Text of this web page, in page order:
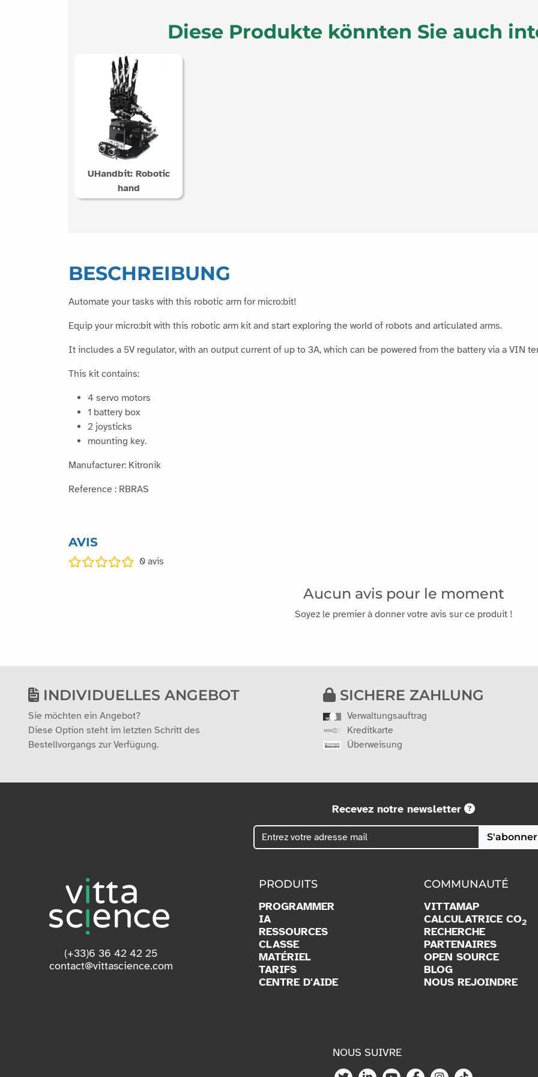
Diese Produkte könnten Sie auch
UHandbit: Robotic
hand
BESCHREIBUNG
Automate your tasks with this robotic arm for micro:bit!
Equip your micro:bit with this robotic arm kit and start exploring the world of robots and articulated arms.
It includes a 5V regulator, with an output current of up to 3A, which can be powered from the battery via a VIN
This kit contains:
4 servo motors
1 battery box
2 joysticks
mounting key.
Manufacturer: Kitronik
Reference : RBRAS
AVIS
0 avis
Aucun avis pour le moment
Soyez le premier à donner votre avis sur ce produit !
INDIVIDUELLES ANGEBOT
Sie möchten ein Angebot?
Diese Option steht im letzten Schritt des
Bestellvorgangs zur Verfügung.
SICHERE ZAHLUNG
Verwaltungsauftrag
Kreditkarte
Überweisung
Recevez notre newsletter
S'abonner
(+33)6 36 42 42 25
contact@vittascience.com
PRODUITS
PROGRAMMER
IA
RESSOURCES
CLASSE
MATÉRIEL
TARIFS
CENTRE D'AIDE
COMMUNAUTÉ
VITTAMAP
CALCULATRICE CO2
RECHERCHE
PARTENAIRES
OPEN SOURCE
BLOG
NOUS REJOINDRE
NOUS SUIVRE